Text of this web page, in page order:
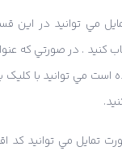
مي توانيد در اين
کنيد . در صورتي که
است مي توانيد با
تمايل مي توانيد کد